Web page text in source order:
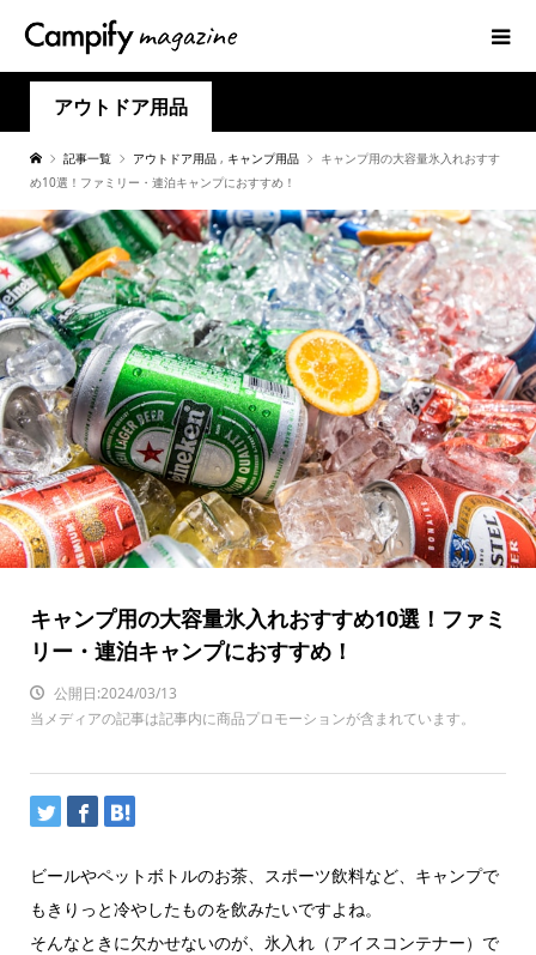
アウトドア用品
記事一覧 アウトドア用品 , キャンプ用品
キャンプ用の大容量氷入れおすす
め10選！ファミリー・連泊キャンプにおすすめ！
キャンプ用の大容量氷入れおすすめ10選！ファミ
リー・連泊キャンプにおすすめ！
公開日:2024/03/13
当メディアの記事は記事内に商品プロモーションが含まれています。
ビールやペットボトルのお茶、スポーツ飲料など、キャンプで
もきりっと冷やしたものを飲みたいですよね。
そんなときに欠かせないのが、氷入れ（アイスコンテナー）で